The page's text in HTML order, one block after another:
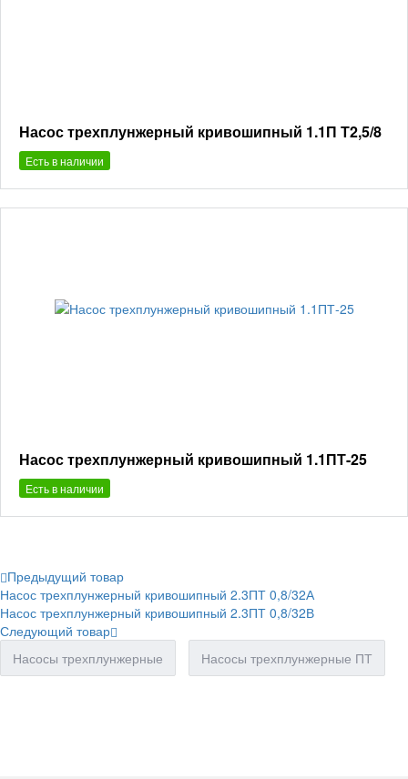
Насос трехплунжерный кривошипный 1.1П Т2,5/8
Есть в наличии
Насос трехплунжерный кривошипный 1.1ПТ-25
Есть в наличии
Предыдущий товар
Насос трехплунжерный кривошипный 2.3ПТ 0,8/32А
Насос трехплунжерный кривошипный 2.3ПТ 0,8/32В
Следующий товар
Насосы трехплунжерные
Насосы трехплунжерные ПТ